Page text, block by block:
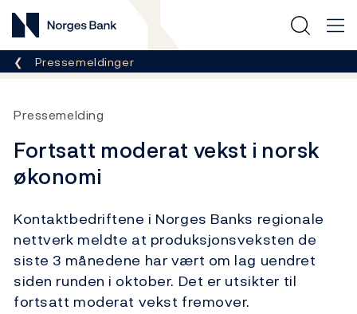
Norges Bank
Her er du nå:
Pressemeldinger
Pressemelding
Fortsatt moderat vekst i norsk
økonomi
Kontaktbedriftene i Norges Banks regionale
nettverk meldte at produksjonsveksten de
siste 3 månedene har vært om lag uendret
siden runden i oktober. Det er utsikter til
fortsatt moderat vekst fremover.